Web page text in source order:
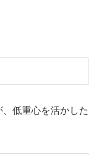
低重心を活かした